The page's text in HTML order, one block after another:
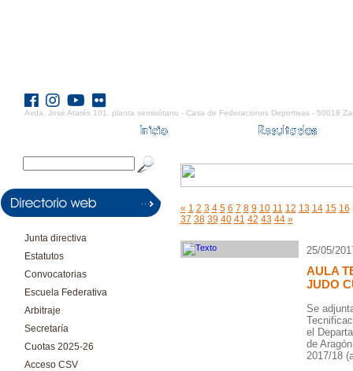
Avda. José Atarés 101. planta semisótano - Casa de Federaciones Deportivas - 50018
Junta directiva
Estatutos
Convocatorias
Escuela Federativa
Arbitraje
Secretaría
Cuotas 2025-26
Acceso CSV
« 1 2 3 4 5 6 7 8 9 10 11 12 13 14 15 16
37 38 39 40 41 42 43 44 »
25/05/
AULA
JUDO
Se
el
de
2017/18